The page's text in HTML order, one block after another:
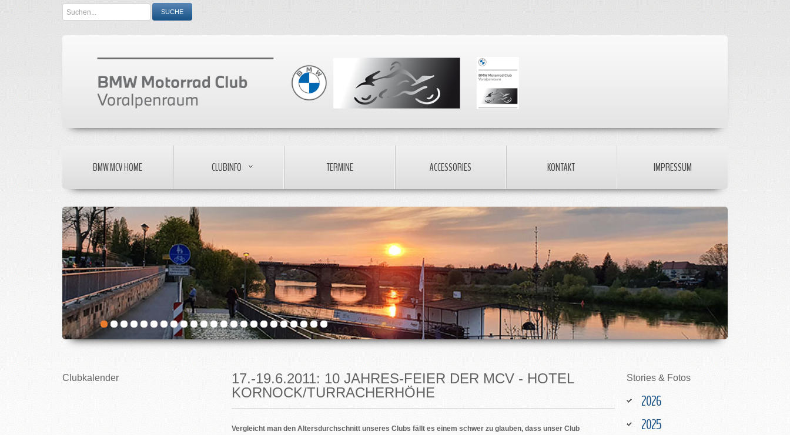
Search
...
SUCHE
BMW MCV HOME CLUBINFO TERMINE ACCESSORIES KONTAKT IMPRESSUM
Clubkalender
17.-19.6.2011: 10 JAHRES-FEIER DER MCV - HOTEL
KORNOCK/TURRACHERHÖHE
Vergleicht man den Altersdurchschnitt unseres Clubs fällt es einem schwer zu glauben, dass unser Club
Stories & Fotos
2026
2025